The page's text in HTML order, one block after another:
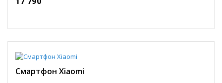
Смартфон Xiaomi